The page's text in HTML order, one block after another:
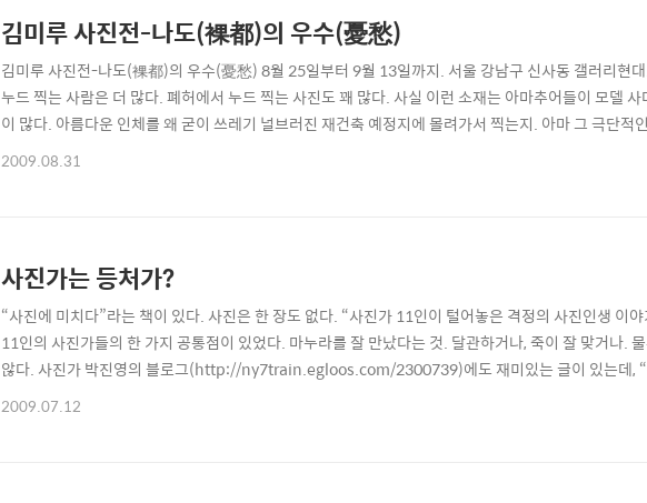
김미루 사진전-나도(裸都)의 우수(憂愁)
김미루 사진전-나도(裸都)의 우수(憂愁) 8월 25일부터 9월 13일까지. 서울 강남구 신사동 갤러리현
누드 찍는 사람은 더 많다. 폐허에서 누드 찍는 사진도 꽤 많다. 사실 이런 소재는 아마추어들이 모델
이 많다. 아름다운 인체를 왜 굳이 쓰레기 널브러진 재건축 예정지에 몰려가서 찍는지. 아마 그 극단적
었어요? 라고 물었을 때 답이 궁색해지기 마련이다. 이런 상투적인 소재를 가지고 나름의 독창적인 부
2009.08.31
사진가는 등처가?
“사진에 미치다”라는 책이 있다. 사진은 한 장도 없다. “사진가 11인이 털어놓은 격정의 사진인생 이
11인의 사진가들의 한 가지 공통점이 있었다. 마누라를 잘 만났다는 것. 달관하거나, 죽이 잘 맞거나.
않다. 사진가 박진영의 블로그(http://ny7train.egloos.com/2300739)에도 재미있는 글이 있는데, “
하는 것”에 대하여 “마지막으로 좋은 여자(남자)를 만나야 한다”고 되어 있다. 전에 어느 모임에서 들은
2009.07.12